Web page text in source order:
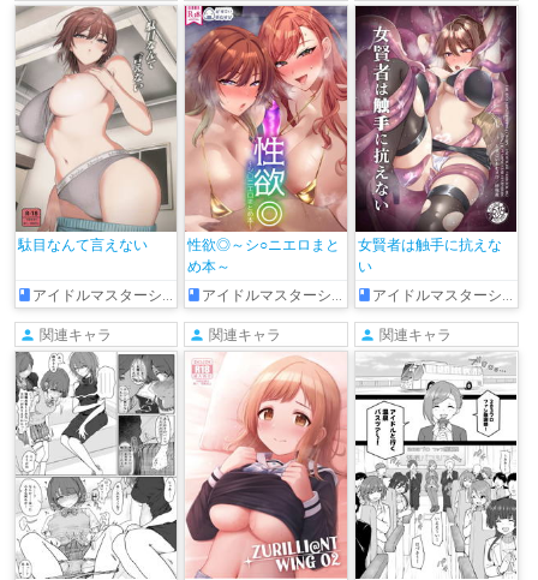
駄目なんて言えない
アイドルマスターシャイニーカラーズ
性欲◎～シ○ニエロまと
め本～
アイドルマスターシャイニーカラーズ
女賢者は触手に抗えな
い
アイドルマスターシャイニーカラーズ
関連キャラ 関連キャラ 関連キャラ